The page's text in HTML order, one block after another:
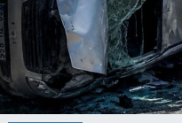
İlçeler
MAGAZİN
Bilim, Teknoloji